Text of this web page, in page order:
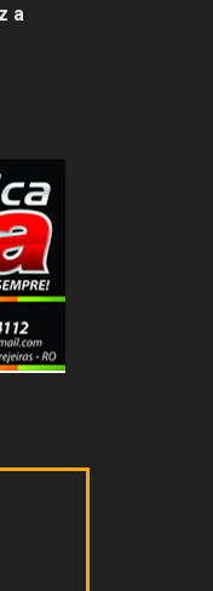
produtos
a